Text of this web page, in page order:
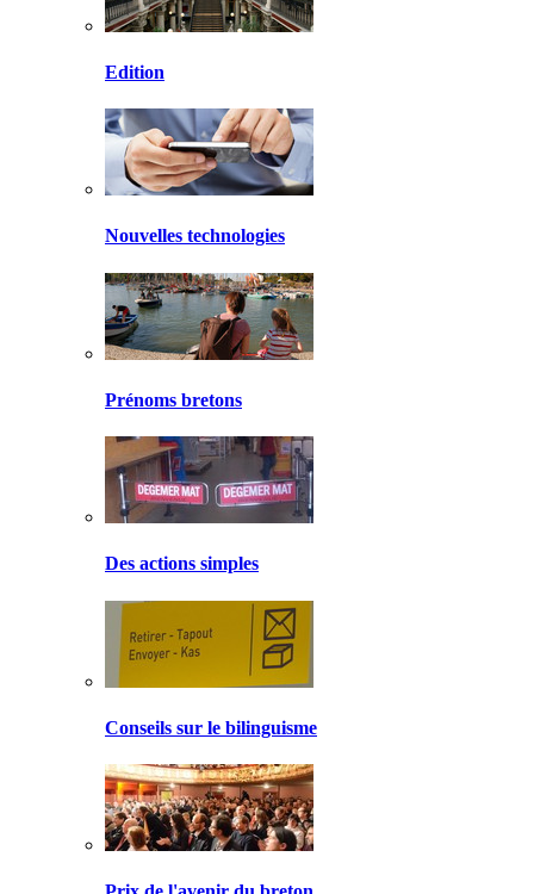
Edition
Nouvelles technologies
Prénoms bretons
Des actions simples
Conseils sur le bilinguisme